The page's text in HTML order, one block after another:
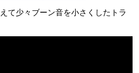
て少々ブーン音を小さくしたトラ